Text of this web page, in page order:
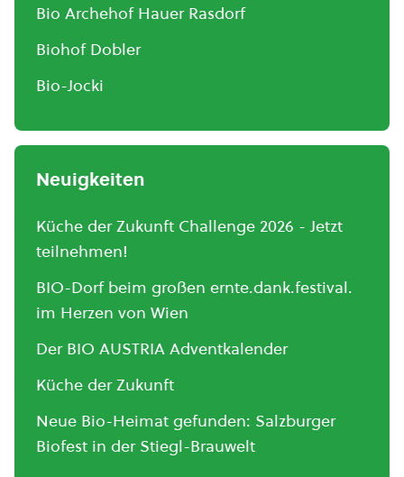
Bio Archehof Hauer Rasdorf
Biohof Dobler
Bio-Jocki
Neuigkeiten
Küche der Zukunft Challenge 2026 - Jetzt
teilnehmen!
BIO-Dorf beim großen ernte.dank.festival.
im Herzen von Wien
Der BIO AUSTRIA Adventkalender
Küche der Zukunft
Neue Bio-Heimat gefunden: Salzburger
Biofest in der Stiegl-Brauwelt